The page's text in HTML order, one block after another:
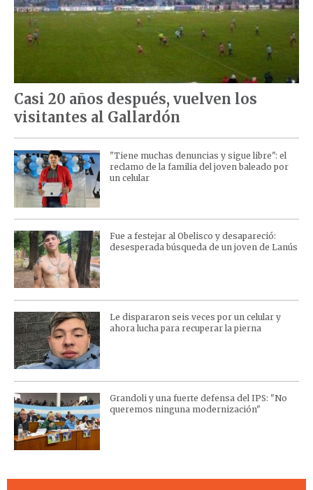
Casi 20 años después, vuelven los
visitantes al Gallardón
"Tiene muchas denuncias y sigue libre": el
reclamo de la familia del joven baleado por
un celular
Fue a festejar al Obelisco y desapareció:
desesperada búsqueda de un joven de Lanús
Le dispararon seis veces por un celular y
ahora lucha para recuperar la pierna
Grandoli y una fuerte defensa del IPS: "No
queremos ninguna modernización"